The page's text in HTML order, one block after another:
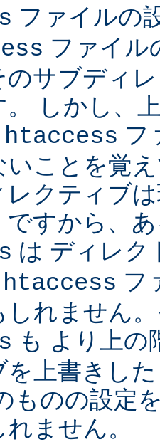
ファイルの
ファイル
のサブディ
。 しかし、
フ
いことを覚
レクティブ
ですから、
は ディレク
フ
しれません
も より上の
を上書きし
ものの設定
ません。